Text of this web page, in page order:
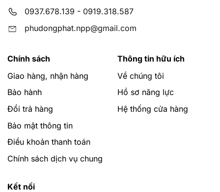
0937.678.139 - 0919.318.587
phudongphat.npp@gmail.com
Chính sách
Giao hàng, nhận hàng
Bảo hành
Đổi trả hàng
Bảo mật thông tin
Điều khoản thanh toán
Chính sách dịch vụ chung
Thông tin hữu ích
Về chúng tôi
Hồ sơ năng lực
Hệ thống cửa hàng
Kết nối